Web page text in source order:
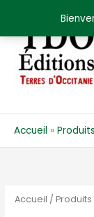
contenu
Accueil Produits
Accueil /